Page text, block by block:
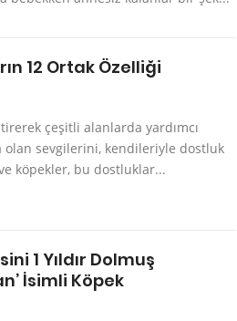
12 Ortak Özelliği
çeşitli alanlarda yardımcı
sevgilerini, kendileriyle dostluk
köpekler, bu dostluklar...
1 Yıldır Dolmuş
İsimli Köpek